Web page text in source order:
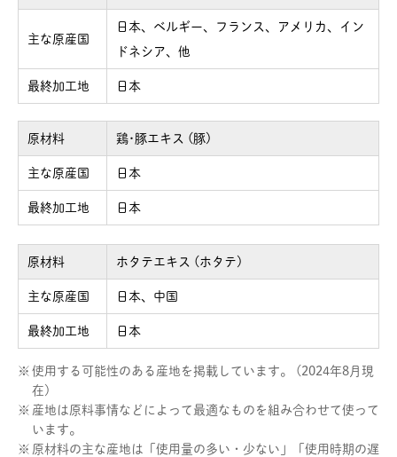
主な原産国
日本、ベルギー、フランス、アメリカ、イン
ドネシア、他
最終加工地 日本
原材料 鶏･豚エキス (豚)
主な原産国 日本
最終加工地 日本
原材料 ホタテエキス (ホタテ)
主な原産国 日本、中国
最終加工地 日本
※ 使用する可能性のある産地を掲載しています。 (2024年8月現
在)
※ 産地は原料事情などによって最適なものを組み合わせて使って
います。
※ 原材料の主な産地は「使用量の多い・少ない」「使用時期の遅